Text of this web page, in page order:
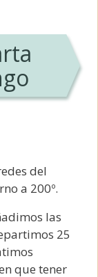
del
a 200º.
las
25
que tener